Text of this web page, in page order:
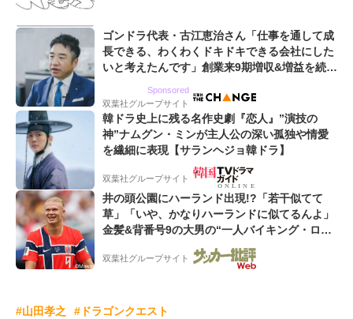
ゴンドラ代表・古江恵治さん「仕事を通して成
長できる、わくわくドキドキできる会社にした
いと考えたんです」創業来9期増収&増益を続け
Sponsored
双葉社グループサイト
韓ドラ史上に残る名作史劇『恋人』”演技の
神”ナムグン・ミンが主人公の深い孤独や情愛
を繊細に表現【サランヘジョ韓ドラ】
双葉社グループサイト
井の頭公園にハーランド出現!?「若干似てて
草」「いや、かなりハーランドに似てるんよ」
金髪&背番号9の大男の“一人バイキング・ロ
ー”映像が話題!「元気をもらった」
双葉社グループサイト
#山田孝之 #ドラゴンクエスト